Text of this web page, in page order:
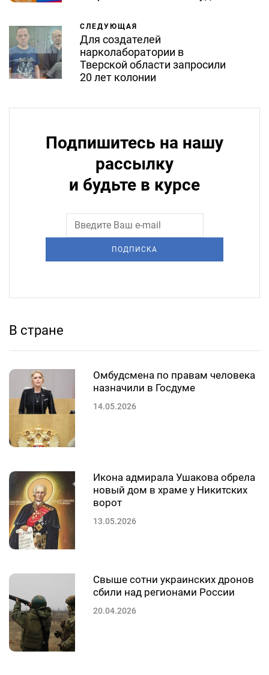
СЛЕДУЮЩАЯ
Для создателей
нарколаборатории в
Тверской области запросили
20 лет колонии
Подпишитесь на нашу
рассылку
и будьте в курсе
ПОДПИСКА
В стране
Омбудсмена по правам человека
назначили в Госдуме
14.05.2026
Икона адмирала Ушакова обрела
новый дом в храме у Никитских
ворот
13.05.2026
Свыше сотни украинских дронов
сбили над регионами России
20.04.2026